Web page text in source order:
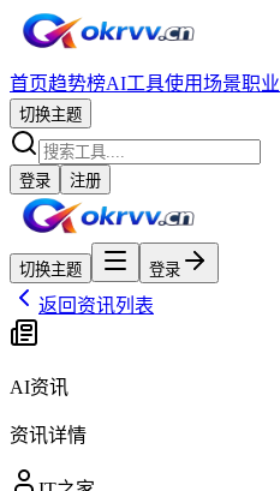
首页趋势榜AI工具使用场景职业
切换主题
登录 注册
切换主题 登录
返回资讯列表
AI资讯
资讯详情